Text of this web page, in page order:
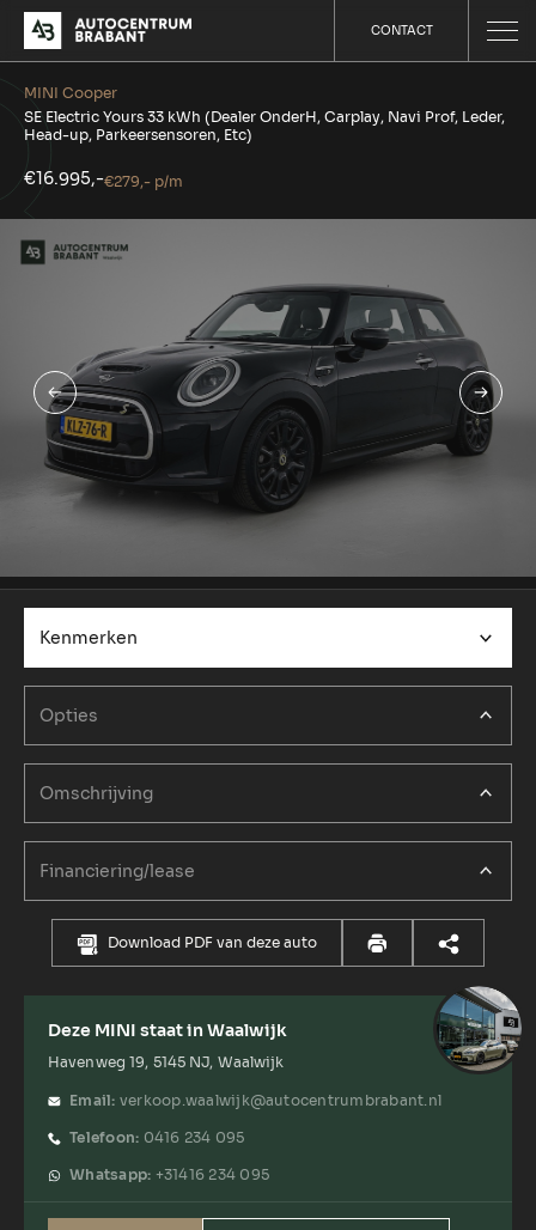
CONTACT
MINI Cooper
SE Electric Yours 33 kWh (Dealer OnderH, Carplay, Navi Prof, Leder,
Head-up, Parkeersensoren, Etc)
€16.995,-€279,- p/m
Kenmerken
Opties
Omschrijving
Financiering/lease
Download PDF van deze auto
Deze MINI staat in Waalwijk
Havenweg 19, 5145 NJ, Waalwijk
Email: verkoop.waalwijk@autocentrumbrabant.nl
Telefoon: 0416 234 095
Whatsapp: +31416 234 095